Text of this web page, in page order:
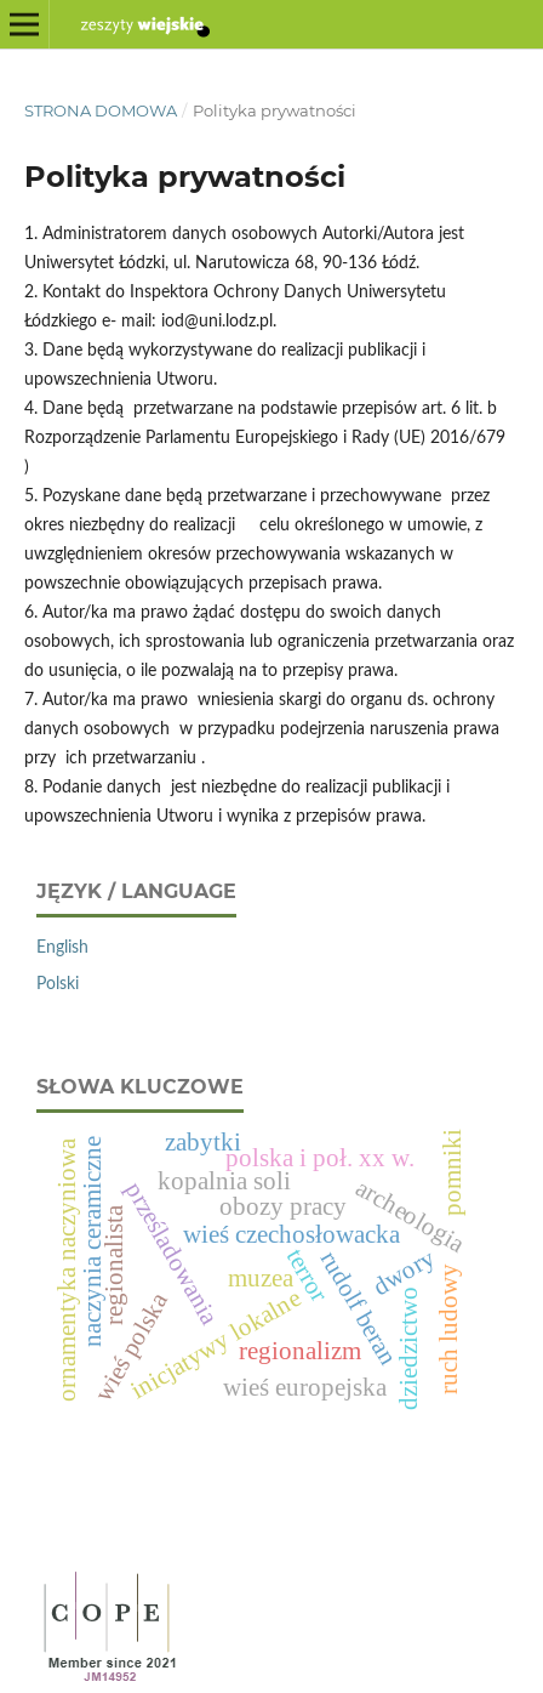
STRONA DOMOWA / Polityka prywatności
Polityka prywatności
1. Administratorem danych osobowych Autorki/Autora jest
Uniwersytet Łódzki, ul. Narutowicza 68, 90-136 Łódź.
2. Kontakt do Inspektora Ochrony Danych Uniwersytetu
Łódzkiego e- mail: iod@uni.lodz.pl.
3. Dane będą wykorzystywane do realizacji publikacji i
upowszechnienia Utworu.
4. Dane będą przetwarzane na podstawie przepisów art. 6 lit. b
Rozporządzenie Parlamentu Europejskiego i Rady (UE) 2016/679
)
5. Pozyskane dane będą przetwarzane i przechowywane przez
okres niezbędny do realizacji celu określonego w umowie, z
uwzględnieniem okresów przechowywania wskazanych w
powszechnie obowiązujących przepisach prawa.
6. Autor/ka ma prawo żądać dostępu do swoich danych
osobowych, ich sprostowania lub ograniczenia przetwarzania oraz
do usunięcia, o ile pozwalają na to przepisy prawa.
7. Autor/ka ma prawo wniesienia skargi do organu ds. ochrony
danych osobowych w przypadku podejrzenia naruszenia prawa
przy ich przetwarzaniu .
8. Podanie danych jest niezbędne do realizacji publikacji i
upowszechnienia Utworu i wynika z przepisów prawa.
JĘZYK / LANGUAGE
English
Polski
SŁOWA KLUCZOWE
wieś czechosłowacka
terror
prześladowania rudolf beran
obozy pracy
dziedzictwo
kopalnia soli
inicjatywy lokalnewieś europejska
wieś polska
polska i poł. xx w.
regionalizm
regionalista archeologia
dwory
naczynia ceramiczne
ornamentyka naczyniowa ruch ludowy
pomniki
muzea
zabytki